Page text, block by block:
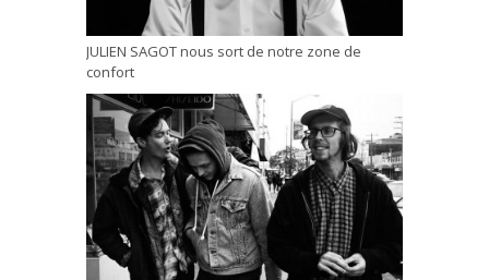
JULIEN SAGOT nous sort de notre zone de
confort